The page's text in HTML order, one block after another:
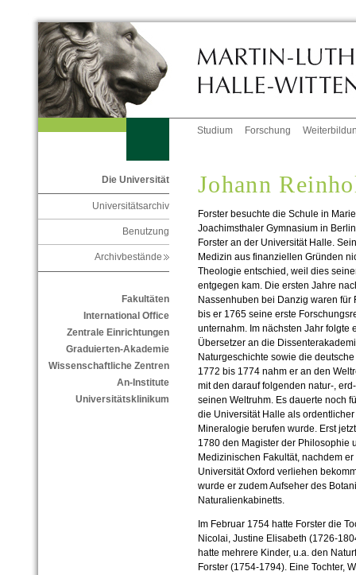
Studium Forschung
Die Universität
Universitätsarchiv
Benutzung
Archivbestände
Fakultäten
International Office
Zentrale Einrichtungen
Graduierten-Akademie
Wissenschaftliche Zentren
An-Institute
Universitätsklinikum
Johann
Forster besuchte die Schule in
Joachimsthaler Gymnasium in
Forster an der Universität Halle.
Medizin aus finanziellen Gründen
Theologie entschied, weil dies
entgegen kam. Die ersten Jahre
Nassenhuben bei Danzig waren für
bis er 1765 seine erste
unternahm. Im nächsten Jahr folgte
Übersetzer an die
Naturgeschichte sowie die
1772 bis 1774 nahm er an den
mit den darauf folgenden natur-,
seinen Weltruhm. Es dauerte noch
die Universität Halle als
Mineralogie berufen wurde. Erst
1780 den Magister der Philosophie
Medizinischen Fakultät, nachdem
Universität Oxford verliehen
wurde er zudem Aufseher des
Naturalienkabinetts.
Im Februar 1754 hatte Forster die
Nicolai, Justine Elisabeth (1726-
hatte mehrere Kinder, u.a. den
Forster (1754-1794). Eine Tochter,